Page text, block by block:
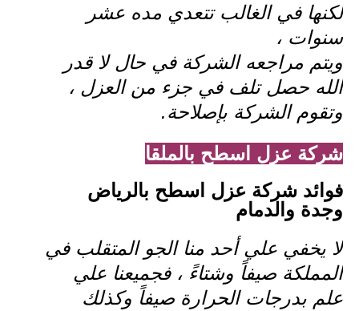
لكنها في الغالب تتعدي مده عشر
سنوات ،
ويتم مراجعه الشركة في حال لا قدر
الله حصل تلف في جزء من العزل ،
وتقوم الشركة بإصلاحة.
شركة عزل اسطح بالملقا
فوائد شركة عزل اسطح بالرياض
وجدة والدمام
لا يخفي علي أحد منا الجو المتقلب في
المملكة صيفاً وشتاءً ، فجميعنا علي
علم بدرجات الحرارة صيفاً وكذلك